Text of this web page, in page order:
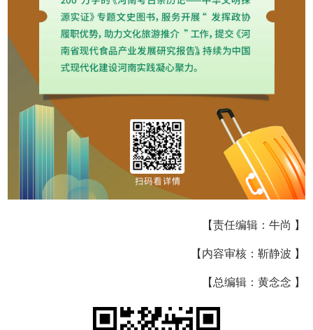
【责任编辑：牛尚 】
【内容审核：靳静波 】
【总编辑：黄念念 】